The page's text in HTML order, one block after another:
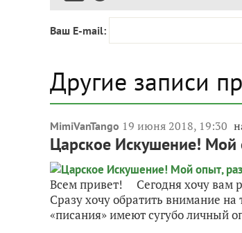
Ваш E-mail:
Другие записи
MimiVanTango 19 июня 2018, 19:30
Царское Искушение!
Всем привет! Сегодня хочу вам
Сразу хочу обратить внимание
«писания» имеют сугубо личный